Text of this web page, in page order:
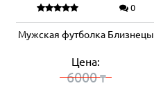
0
Мужская футболка Близнецы
Цена:
6000₸